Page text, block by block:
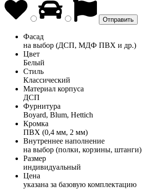
Фасад
на выбор (ДСП, МДФ ПВХ и др.)
Цвет
Белый
Стиль
Классический
Материал корпуса
ДСП
Фурнитура
Boyard, Blum, Hettich
Кромка
ПВХ (0,4 мм, 2 мм)
Внутреннее наполнение
на выбор (полки, корзины, штанги)
Размер
индивидуальный
Цена
указана за базовую комплектацию